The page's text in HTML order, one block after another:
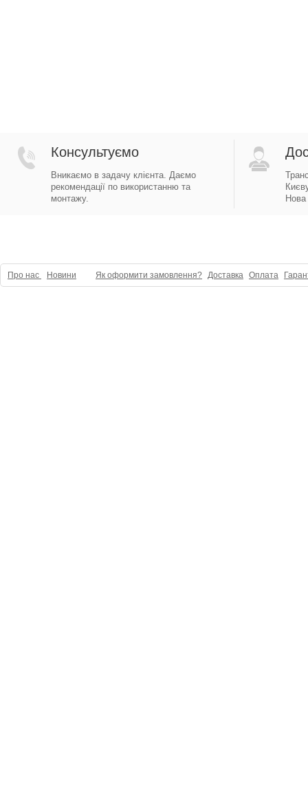
Консультуємо
Вникаємо в задачу клієнта. Даємо
рекомендації по використанню та
монтажу.
Про нас Новини Як оформити замовлення? Доставка Оплата